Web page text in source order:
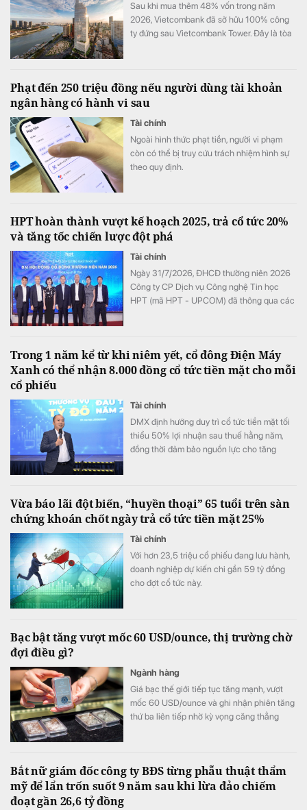
Sau khi mua thêm 48% vốn trong năm
2026, Vietcombank đã sở hữu 100% công
ty đứng sau Vietcombank Tower. Đây là tòa
Phạt đến 250 triệu đồng nếu người dùng tài khoản
ngân hàng có hành vi sau
Tài chính
Ngoài hình thức phạt tiền, người vi phạm
còn có thể bị truy cứu trách nhiệm hình sự
theo quy định.
HPT hoàn thành vượt kế hoạch 2025, trả cổ tức 20%
và tăng tốc chiến lược đột phá
Tài chính
Ngày 31/7/2026, ĐHCĐ thường niên 2026
Công ty CP Dịch vụ Công nghệ Tin học
HPT (mã HPT - UPCOM) đã thông qua các
là 20%, xác định năm 2026 tăng tốc triển
khai Chiến lược Đột phá giai đoạn 2025–
Trong 1 năm kể từ khi niêm yết, cổ đông Điện Máy
Xanh có thể nhận 8.000 đồng cổ tức tiền mặt cho mỗi
cổ phiếu
Tài chính
DMX định hướng duy trì cổ tức tiền mặt tối
thiểu 50% lợi nhuận sau thuế hằng năm,
đồng thời đảm bảo nguồn lực cho tăng
Vừa báo lãi đột biến, “huyền thoại” 65 tuổi trên sàn
chứng khoán chốt ngày trả cổ tức tiền mặt 25%
Tài chính
Với hơn 23,5 triệu cổ phiếu đang lưu hành,
doanh nghiệp dự kiến chi gần 59 tỷ đồng
cho đợt cổ tức này.
Bạc bật tăng vượt mốc 60 USD/ounce, thị trường chờ
đợi điều gì?
Ngành hàng
Giá bạc thế giới tiếp tục tăng mạnh, vượt
mốc 60 USD/ounce và ghi nhận phiên tăng
thứ ba liên tiếp nhờ kỳ vọng căng thẳng
Bắt nữ giám đốc công ty BĐS từng phẫu thuật thẩm
mỹ để lẩn trốn suốt 9 năm sau khi lừa đảo chiếm
đoạt gần 26,6 tỷ đồng